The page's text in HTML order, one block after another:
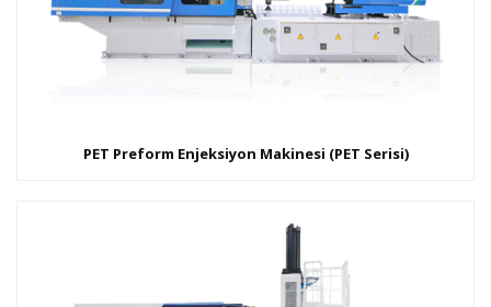
PET Preform Enjeksiyon Makinesi (PET Serisi)